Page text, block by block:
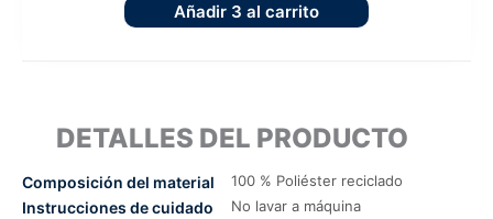
Añadir 3 al carrito
DETALLES DEL PRODUCTO
Composición del material 100 % Poliéster reciclado
Instrucciones de cuidado No lavar a máquina